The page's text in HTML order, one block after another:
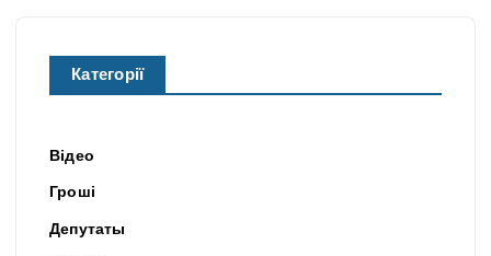
Категорії
Відео
Гроші
Депутаты